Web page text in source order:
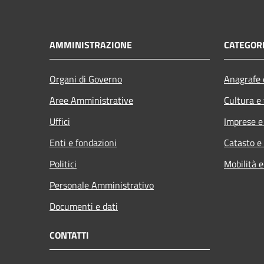
AMMINISTRAZIONE
Organi di Governo
Aree Amministrative
Uffici
Enti e fondazioni
Politici
Personale Amministrativo
Documenti e dati
Cultura
Imprese
Catasto
Mobilità
CONTATTI